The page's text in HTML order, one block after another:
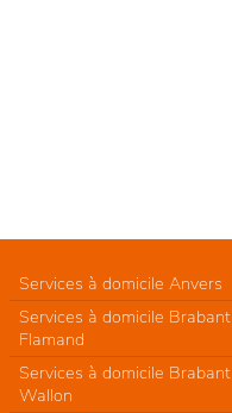
Services à domicile Anvers
Services à domicile Brabant
Flamand
Services à domicile Brabant
Wallon